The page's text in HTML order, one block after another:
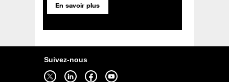
En savoir plus
Suivez-nous
Suivez-nous sur twitter - ouverture dans un nouvel onglet Suivez-nous sur linkedin - ouverture dans un nouvel onglet Suivez-nous sur facebook - ouverture dans un nouvel onglet Suivez-nous sur youtube - ouverture dans un nouvel onglet